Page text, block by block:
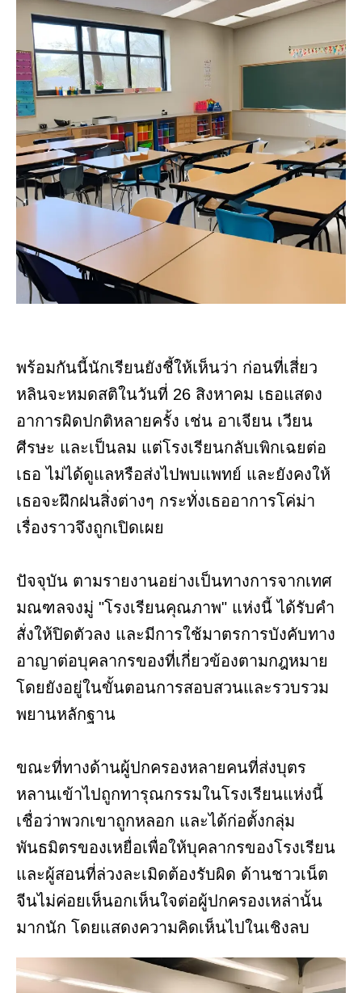
พร้อมกันนี้นักเรียนยังชี้ให้เห็นว่า ก่อนที่เสี่ยว
หลินจะหมดสติในวันที่ 26 สิงหาคม เธอแสดง
อาการผิดปกติหลายครั้ง เช่น อาเจียน เวียน
ศีรษะ และเป็นลม แต่โรงเรียนกลับเพิกเฉยต่อ
เธอ ไม่ได้ดูแลหรือส่งไปพบแพทย์ และยังคงให้
เธอจะฝึกฝนสิ่งต่างๆ กระทั่งเธออาการโค่ม่า
เรื่องราวจึงถูกเปิดเผย
ปัจจุบัน ตามรายงานอย่างเป็นทางการจากเทศ
มณฑลจงมู่ "โรงเรียนคุณภาพ" แห่งนี้ ได้รับคำ
สั่งให้ปิดตัวลง และมีการใช้มาตรการบังคับทาง
อาญาต่อบุคลากรของที่เกี่ยวข้องตามกฎหมาย
โดยยังอยู่ในขั้นตอนการสอบสวนและรวบรวม
พยานหลักฐาน
ขณะที่ทางด้านผู้ปกครองหลายคนที่ส่งบุตร
หลานเข้าไปถูกทารุณกรรมในโรงเรียนแห่งนี้
เชื่อว่าพวกเขาถูกหลอก และได้ก่อตั้งกลุ่ม
พันธมิตรของเหยื่อเพื่อให้บุคลากรของโรงเรียน
และผู้สอนที่ล่วงละเมิดต้องรับผิด ด้านชาวเน็ต
จีนไม่ค่อยเห็นอกเห็นใจต่อผู้ปกครองเหล่านั้น
มากนัก โดยแสดงความคิดเห็นไปในเชิงลบ